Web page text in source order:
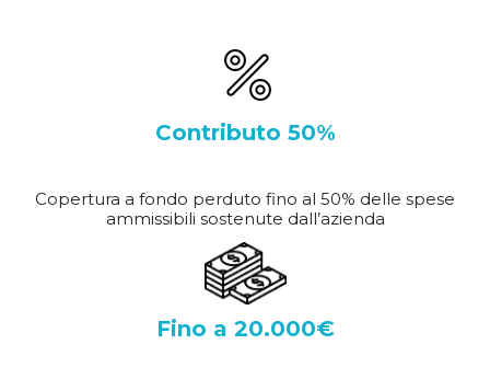
Contributo 50%
Copertura a fondo perduto fino al 50% delle spese
ammissibili sostenute dall’azienda
Fino a 20.000€